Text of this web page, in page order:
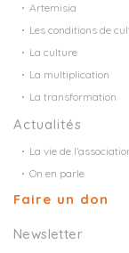
Artemisia
Les conditions de
La culture
La multiplication
La transformation
Actualités
La vie de
On en parle
Faire un don
Newsletter